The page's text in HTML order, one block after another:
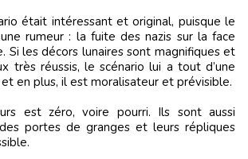
était intéressant et original, puisque le
rumeur : la fuite des nazis sur la face
Si les décors lunaires sont magnifiques et
très réussis, le scénario lui a tout d’une
en plus, il est moralisateur et prévisible.
est zéro, voire pourri. Ils sont aussi
portes de granges et leurs répliques